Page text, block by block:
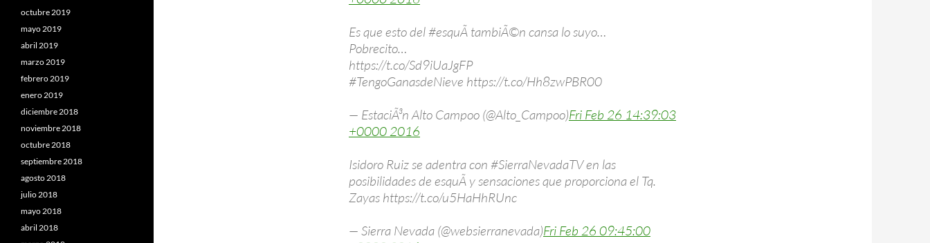
Es que esto del #esquÃ­ tambiÃ©n cansa lo suyo…
Pobrecito…
https://t.co/Sd9iUaJgFP
#TengoGanasdeNieve https://t.co/Hh8zwPBR00
— EstaciÃ³n Alto Campoo (@Alto_Campoo)Fri Feb 26 14:39:03
+0000 2016
Isidoro Ruiz se adentra con #SierraNevadaTV en las
posibilidades de esquÃ­ y sensaciones que proporciona el Tq.
Zayas https://t.co/u5HaHhRUnc
— Sierra Nevada (@websierranevada)Fri Feb 26 09:45:00
octubre 2019
mayo 2019
abril 2019
marzo 2019
febrero 2019
enero 2019
diciembre 2018
noviembre 2018
octubre 2018
septiembre 2018
agosto 2018
julio 2018
mayo 2018
abril 2018